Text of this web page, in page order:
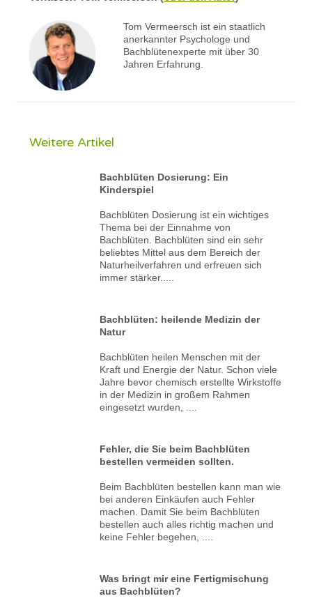
Tom Vermeersch ist ein staatlich
anerkannter Psychologe und
Bachblütenexperte mit über 30
Jahren Erfahrung.
Weitere Artikel
Bachblüten Dosierung: Ein
Kinderspiel
Bachblüten Dosierung ist ein wichtiges
Thema bei der Einnahme von
Bachblüten. Bachblüten sind ein sehr
beliebtes Mittel aus dem Bereich der
Naturheilverfahren und erfreuen sich
immer stärker.....
Bachblüten: heilende Medizin der
Natur
Bachblüten heilen Menschen mit der
Kraft und Energie der Natur. Schon viele
Jahre bevor chemisch erstellte Wirkstoffe
in der Medizin in großem Rahmen
eingesetzt wurden, ....
Fehler, die Sie beim Bachblüten
bestellen vermeiden sollten.
Beim Bachblüten bestellen kann man wie
bei anderen Einkäufen auch Fehler
machen. Damit Sie beim Bachblüten
bestellen auch alles richtig machen und
keine Fehler begehen, ....
Was bringt mir eine Fertigmischung
aus Bachblüten?